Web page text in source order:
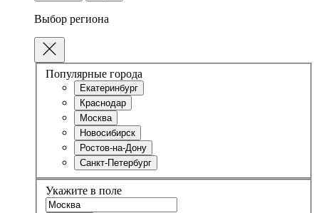
Выбор региона
Популярные города
Екатеринбург
Краснодар
Москва
Новосибирск
Ростов-на-Дону
Санкт-Петербург
Укажите в поле